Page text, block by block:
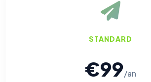
STANDARD
€99/an